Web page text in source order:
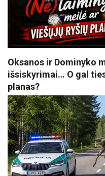
Oksanos ir Dominyko
išsiskyrimai… O gal
planas?